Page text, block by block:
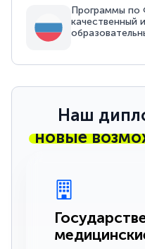
Программы по
качественный
Наш
новые